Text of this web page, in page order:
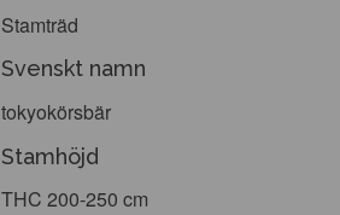
Stamträd
Svenskt namn
tokyokörsbär
Stamhöjd
THC 200-250 cm